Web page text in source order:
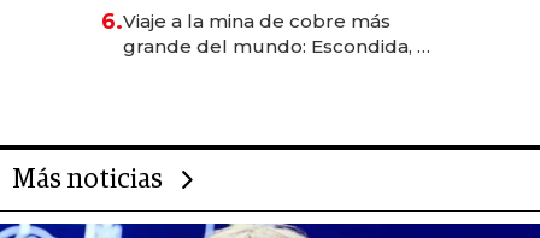
6.Viaje a la mina de cobre más
grande del mundo: Escondida, el
Más noticias